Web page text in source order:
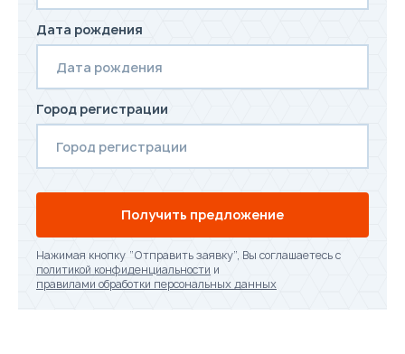
Дата рождения
Город регистрации
Получить предложение
Нажимая кнопку “Отправить заявку”, Вы соглашаетесь с
политикой конфиденциальности и
правилами обработки персональных данных